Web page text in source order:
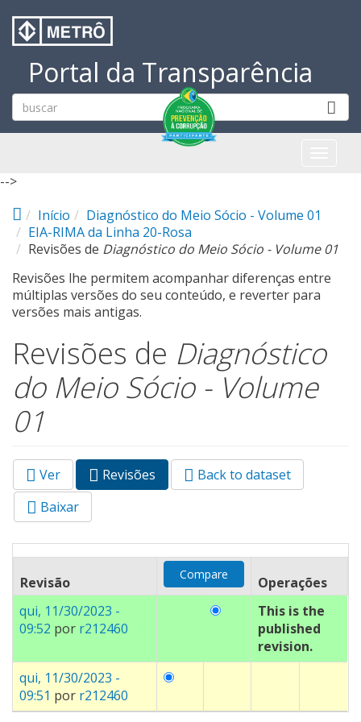
Portal da Transparência
-->
Início
Diagnóstico do Meio Sócio - Volume 01
EIA-RIMA da Linha 20-Rosa
Revisões de Diagnóstico do Meio Sócio - Volume 01
Revisões lhe permitem acompanhar diferenças entre
múltiplas versões do seu conteúdo, e reverter para
versões mais antigas.
Revisões de Diagnóstico
do Meio Sócio - Volume
01
Abas primárias
Ver Revisões
ativa)
Back to dataset
Baixar
Revisão
Operações
qui, 11/30/2023 -
09:52 por r212460
This is the
published
revision.
qui, 11/30/2023 -
09:51 por r212460